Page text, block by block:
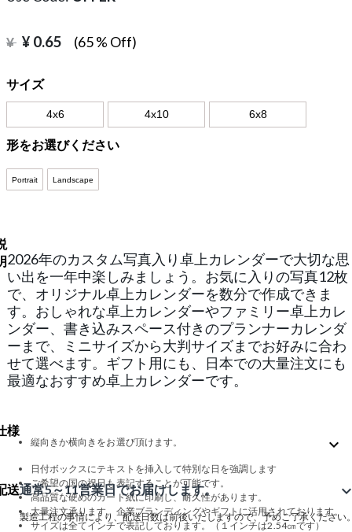
¥ ¥ 0.65 (65 % Off)
サイズ
4x6 4x10 6x8
形をお選びください
Portrait Landscape
2026年のカスタム写真入り卓上カレンダーで大切な思
い出を一年中楽しみましょう。お気に入りの写真12枚
で、オリジナル卓上カレンダーを数分で作成できま
す。おしゃれな卓上カレンダーやファミリー卓上カレ
ンダー、書き込みスペース付きのプランナーカレンダ
ーまで、ミニサイズから大判サイズまでお好みに合わ
せて選べます。ギフト用にも、日本での大量注文にも
最適なおすすめ卓上カレンダーです。
様
expand_more
縦向きか横向きをお選び頂けます。
日付ボックスにテキストを挿入して特別な日を強調します
ご希望の国の祝日も表記することが可能です。
高品質な硬めのカード紙に印刷し、耐久性があります。
大量注文承ります。企業ブランディングやギフトに活用されております。
サイズは全てインチで表記しております。（１インチは2.54㎝です）
送通常5～11営業日でお届けします。
製造工程の事情により、配送日数は前後いたしますので、予めご了承ください